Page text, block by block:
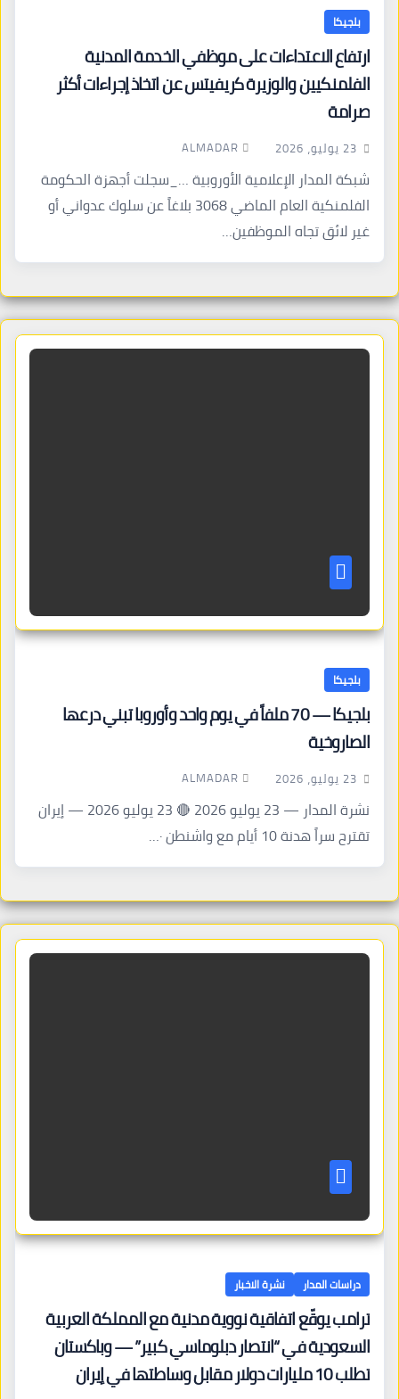
بلجيكا
ارتفاع الاعتداءات على موظفي الخدمة المدنية
الفلمنكيين والوزيرة كريفيتس عن اتخاذ إجراءات أكثر
صرامة
23 يوليو، 2026 ALMADAR
شبكة المدار الإعلامية الأوروبية …_سجلت أجهزة الحكومة
الفلمنكية العام الماضي 3068 بلاغاً عن سلوك عدواني أو
غير لائق تجاه الموظفين…
بلجيكا
بلجيكا — 70 ملفاً في يوم واحد وأوروبا تبني درعها
الصاروخية
23 يوليو، 2026 ALMADAR
نشرة المدار — 23 يوليو 2026 🔴 23 يوليو 2026 — إيران
تقترح سراً هدنة 10 أيام مع واشنطن ·…
دراسات المدار نشرة الاخبار
ترامب يوقّع اتفاقية نووية مدنية مع المملكة العربية
السعودية في “انتصار دبلوماسي كبير” — وباكستان
تطلب 10 مليارات دولار مقابل وساطتها في إيران